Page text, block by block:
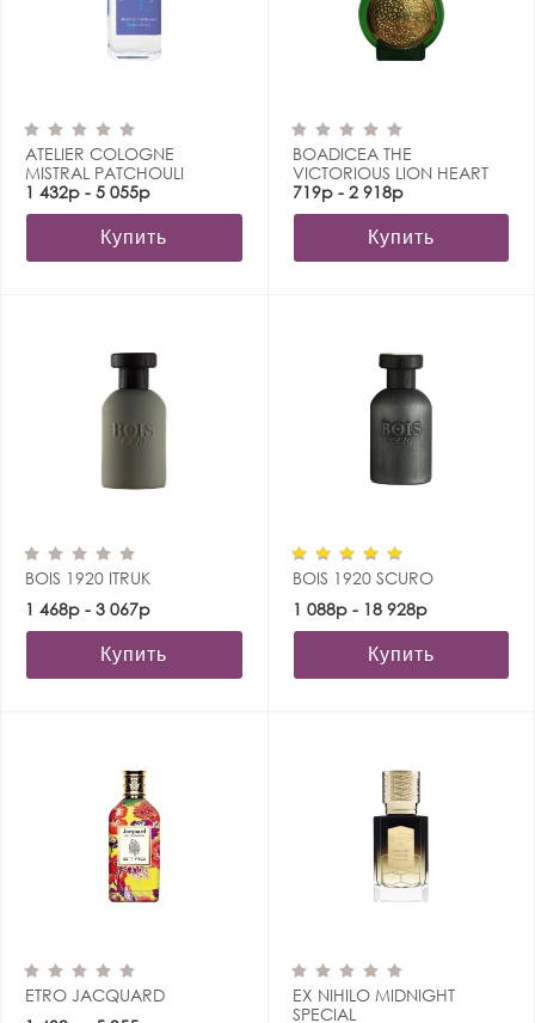
ATELIER COLOGNE
MISTRAL PATCHOULI
1 432р - 5 055р
Купить
BOADICEA THE
VICTORIOUS LION HEART
719р - 2 918р
Купить
BOIS 1920 ITRUK
1 468р - 3 067р
Купить
BOIS 1920 SCURO
1 088р - 18 928р
Купить
ETRO JACQUARD
EX NIHILO MIDNIGHT
SPECIAL